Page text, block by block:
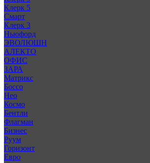
Клерк 5
Смарт
Клерк 3
Ньюфорд
ЭВОЛЮШН
АЛЕКТО
ОФИС
ЗАРА
Матрикс
Боссо
Нео
Космо
Бентли
Флагман
Бизнес
Руум
Горизонт
Евро